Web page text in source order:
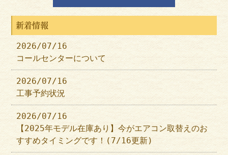
新着情報
2026/07/16
コールセンターについて
2026/07/16
工事予約状況
2026/07/16
【2025年モデル在庫あり】今がエアコン取替えのお
すすめタイミングです！(7/16更新)